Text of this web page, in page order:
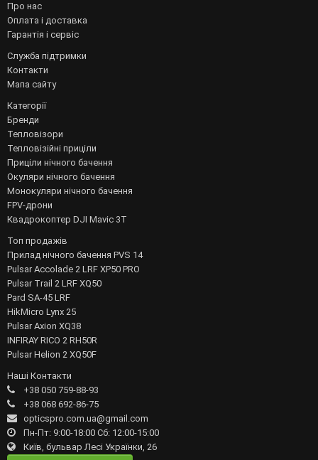
Про нас
Оплата і доставка
Гарантія і сервіс
Служба підтримки
Контакти
Мапа сайту
Категорії
Бренди
Тепловізори
Тепловізійні приціли
Приціли нічного бачення
Окуляри нічного бачення
Монокуляри нічного бачення
FPV-дрони
Квадрокоптер DJI Mavic 3T
Топ продажів
Прилад нічного бачення PVS 14
Pulsar Accolade 2 LRF XP50 PRO
Pulsar Trail 2 LRF XQ50
Pard SA-45 LRF
HikMicro Lynx 25
Pulsar Axion XQ38
INFIRAY RICO 2 RH50R
Pulsar Helion 2 XQ50F
Наші Контакти
+38 050 759-88-93
+38 068 692-86-75
opticspro.com.ua@gmail.com
Пн-Пт: 9:00-18:00 Сб: 12:00-15:00
Київ, бульвар Лесі Українки, 26